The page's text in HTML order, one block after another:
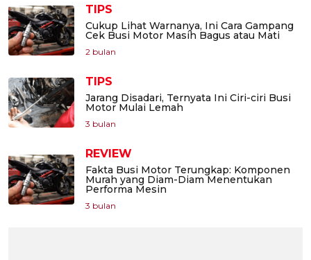
TIPS
Cukup Lihat Warnanya, Ini Cara Gampang
Cek Busi Motor Masih Bagus atau Mati
2 bulan
TIPS
Jarang Disadari, Ternyata Ini Ciri-ciri Busi
Motor Mulai Lemah
3 bulan
REVIEW
Fakta Busi Motor Terungkap: Komponen
Murah yang Diam-Diam Menentukan
Performa Mesin
3 bulan